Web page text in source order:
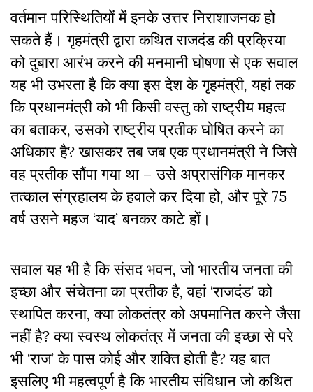
वर्तमान परिस्थितियों में इनके उत्तर निराशाजनक हो
सकते हैं। गृहमंत्री द्वारा कथित राजदंड की प्रक्रिया
को दुबारा आरंभ करने की मनमानी घोषणा से एक सवाल
यह भी उभरता है कि क्या इस देश के गृहमंत्री, यहां तक
कि प्रधानमंत्री को भी किसी वस्तु को राष्ट्रीय महत्व
का बताकर, उसको राष्ट्रीय प्रतीक घोषित करने का
अधिकार है? खासकर तब जब एक प्रधानमंत्री ने जिसे
वह प्रतीक सौंपा गया था – उसे अप्रासंगिक मानकर
तत्काल संग्रहालय के हवाले कर दिया हो, और पूरे 75
वर्ष उसने महज ‘याद’ बनकर काटे हों।
सवाल यह भी है कि संसद भवन, जो भारतीय जनता की
इच्छा और संचेतना का प्रतीक है, वहां ‘राजदंड’ को
स्थापित करना, क्या लोकतंत्र को अपमानित करने जैसा
नहीं है? क्या स्वस्थ लोकतंत्र में जनता की इच्छा से परे
भी ‘राज’ के पास कोई और शक्ति होती है? यह बात
इसलिए भी महत्वपूर्ण है कि भारतीय संविधान जो कथित